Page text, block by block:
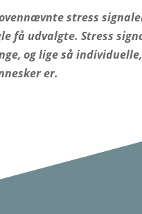
stress
få udvalgte. Stress
og lige så
er.